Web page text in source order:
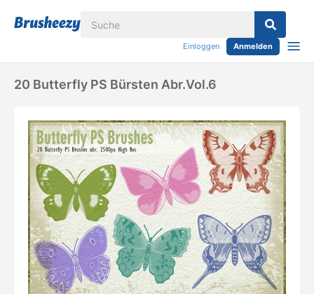
Einloggen Anmelden
20 Butterfly PS Bürsten Abr.vol.6